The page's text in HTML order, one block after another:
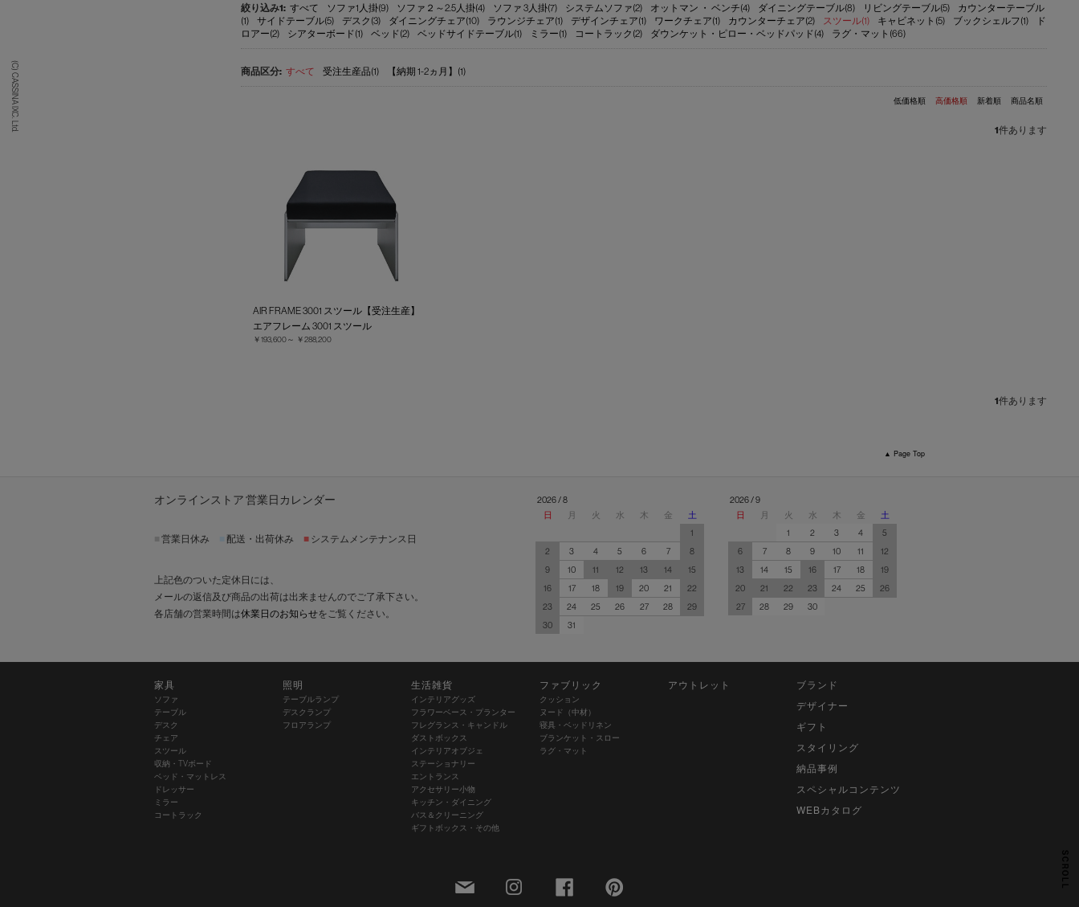
(C) CASSINA IXC. Ltd.
SCROLL
すべて ソファ1人掛(9) ソファ２～2.5人掛(4) ソファ 3人掛(7) システムソファ(2) オットマン ・ ベンチ(4) ダイニングテーブル(8) リビングテーブル(5)
カウンターテーブル
(1)
サイドテーブル(5) デスク(3) ダイニングチェア(10) ラウンジチェア(1) デザインチェア(1) ワークチェア(1) カウンターチェア(2) スツール(1) キャビネット(5) ブックシェルフ(1)
ド
ロアー(2)
シアターボード(1) ベッド(2) ベッドサイドテーブル(1) ミラー(1) コートラック(2) ダウンケット・ピロー・ベッドパッド(4) ラグ・マット(66)
すべて 受注生産品(1) 【納期 1-2ヵ月】(1)
低価格順 高価格順 新着順 商品名順
1件あります
AIR FRAME 3001 スツール【受注生産】
エアフレーム 3001 スツール
￥193,600～ ￥288,200
1件あります
▲ Page Top
オンラインストア 営業日カレンダー
営業日休み 配送・出荷休み ■ システムメンテナンス日
上記色のついた定休日には、
メールの返信及び商品の出荷は出来ませんのでご了承下さい。
各店舗の営業時間は休業日のお知らせをご覧ください。
2026 / 8
日
月 火 水 木 金
土
1
2
3 4 5 6 7
8
9
10 11 12 13 14
15
16
17 18 19 20 21
22
23
24 25 26 27 28
29
30
31
2026 / 9
日
月 火 水 木 金
土
1
2 3 4
5
6
7 8 9 10 11
12
13
14 15 16 17 18
19
20
21 22 23 24 25
26
27
28 29 30
家具
ソファ
テーブル
デスク
チェア
スツール
収納・TVボード
ベッド・マットレス
ドレッサー
ミラー
コートラック
照明
テーブルランプ
デスクランプ
フロアランプ
生活雑貨
インテリアグッズ
フラワーベース・プランター
フレグランス・キャンドル
ダストボックス
インテリアオブジェ
ステーショナリー
エントランス
アクセサリー小物
キッチン・ダイニング
バス＆クリーニング
ギフトボックス・その他
ファブリック
クッション
ヌード（中材）
寝具・ベッドリネン
ブランケット・スロー
ラグ・マット
アウトレット
ブランド
デザイナー
ギフト
スタイリング
納品事例
スペシャルコンテンツ
WEBカタログ